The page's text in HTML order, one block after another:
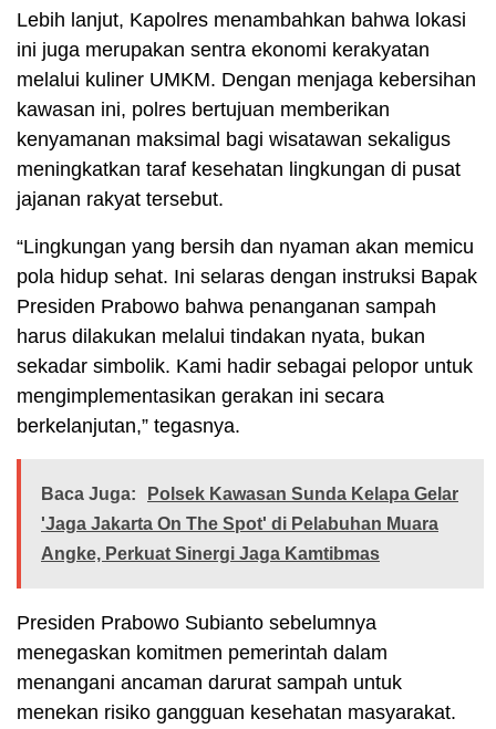
Lebih lanjut, Kapolres menambahkan bahwa lokasi
ini juga merupakan sentra ekonomi kerakyatan
melalui kuliner UMKM. Dengan menjaga kebersihan
kawasan ini, polres bertujuan memberikan
kenyamanan maksimal bagi wisatawan sekaligus
meningkatkan taraf kesehatan lingkungan di pusat
jajanan rakyat tersebut.
“Lingkungan yang bersih dan nyaman akan memicu
pola hidup sehat. Ini selaras dengan instruksi Bapak
Presiden Prabowo bahwa penanganan sampah
harus dilakukan melalui tindakan nyata, bukan
sekadar simbolik. Kami hadir sebagai pelopor untuk
mengimplementasikan gerakan ini secara
berkelanjutan,” tegasnya.
Baca Juga:
Polsek Kawasan Sunda Kelapa Gelar
'Jaga Jakarta On The Spot' di Pelabuhan Muara
Angke, Perkuat Sinergi Jaga Kamtibmas
Presiden Prabowo Subianto sebelumnya
menegaskan komitmen pemerintah dalam
menangani ancaman darurat sampah untuk
menekan risiko gangguan kesehatan masyarakat.